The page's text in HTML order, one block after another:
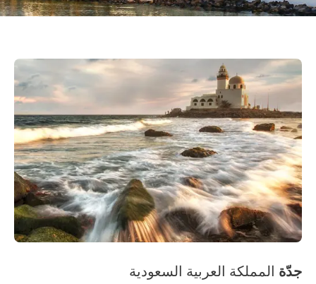
جدّة المملكة العربية السعودية